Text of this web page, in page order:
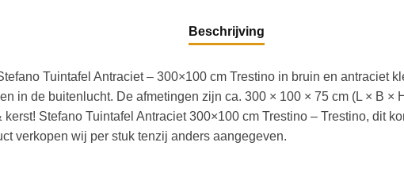
Beschrijving
Tuintafel Antraciet – 300×100 cm Trestino in bruin en antraciet
in de buitenlucht. De afmetingen zijn ca. 300 × 100 × 75 cm (L × B ×
Stefano Tuintafel Antraciet 300×100 cm Trestino – Trestino, dit
verkopen wij per stuk tenzij anders aangegeven.